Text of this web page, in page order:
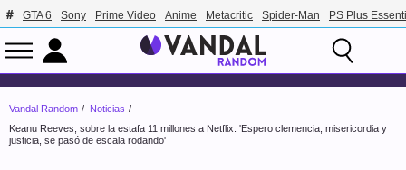
GTA 6 Sony Prime Video Anime Metacritic Spider-Man PS Plus
Vandal Random
Noticias
Keanu Reeves, sobre la estafa 11 millones a Netflix: 'Espero clemencia, misericordia y
justicia, se pasó de escala rodando'